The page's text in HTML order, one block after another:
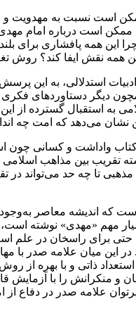
نسبت به مهدویت و
ممکن است درباره
این همه پافشاری برای
همه نقش ایفا کند؟ روش
استدلالی، به این
دیگر دستاوردهای
استقبال گسترده از
می‌دهد که امت چه
واداشت و کسانی چون
تقریب بین مذاهب
تا چه حد می‌تواند در
که اندیشه معاصر
مهم «مهدی» نوشته است،
برای راسخان در علم
در این میان علامه صدر
ذاتی و با بهره‌ از
و منکرانش را با
علامه صدر در دفاع از